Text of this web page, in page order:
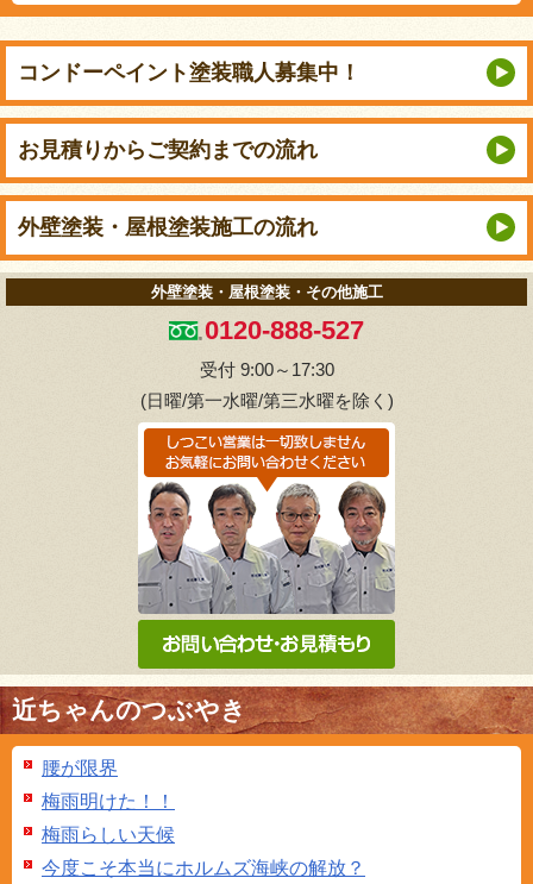
コンドーペイント塗装職人募集中！
お見積りから ご契約までの流れ
外壁塗装・屋根塗装施工の流れ
外壁塗装・屋根塗装・その他施工
0120-888-527
受付 9:00～17:30
(日曜/第一水曜/第三水曜を除く)
近ちゃんのつぶやき
腰が限界
梅雨明けた！！
梅雨らしい天候
今度こそ本当にホルムズ海峡の解放？